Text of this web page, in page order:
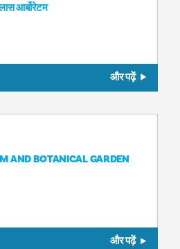
आर्बोरेटम
और पढ़ें
AND BOTANICAL GARDEN
और पढ़ें